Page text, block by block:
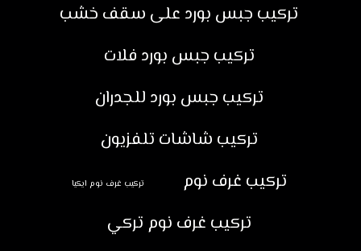
تركيب جبس بورد على سقف خشب
تركيب جبس بورد فلات
تركيب جبس بورد للجدران
تركيب شاشات تلفزيون
تركيب غرف نوم
تركيب غرف نوم ايكيا
تركيب غرف نوم تركي